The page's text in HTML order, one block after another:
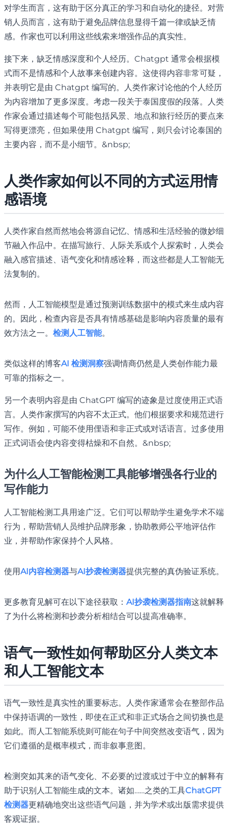
对学生而言，这有助于区分真正的学习和自动化的捷径。对营
销人员而言，这有助于避免品牌信息显得千篇一律或缺乏情
感。作家也可以利用这些线索来增强作品的真实性。
接下来，缺乏情感深度和个人经历。Chatgpt 通常会根据模
式而不是情感和个人故事来创建内容。这使得内容非常可疑，
并表明它是由 Chatgpt 编写的。人类作家讨论他的个人经历
为内容增加了更多深度。考虑一段关于泰国度假的段落。人类
作家会通过描述每个可能包括风景、地点和旅行经历的要点来
写得更漂亮，但如果使用 Chatgpt 编写，则只会讨论泰国的
主要内容，而不是小细节。&nbsp;
人类作家如何以不同的方式运用情
感语境
人类作家自然而然地会将源自记忆、情感和生活经验的微妙细
节融入作品中。在描写旅行、人际关系或个人探索时，人类会
融入感官描述、语气变化和情感诠释，而这些都是人工智能无
法复制的。
然而，人工智能模型是通过预测训练数据中的模式来生成内容
的。因此，检查内容是否具有情感基础是影响内容质量的最有
效方法之一。 检测人工智能。
类似这样的博客AI 检测洞察强调情商仍然是人类创作能力最
可靠的指标之一。
另一个表明内容是由 ChatGPT 编写的迹象是过度使用正式语
言。人类作家撰写的内容不太正式。他们根据要求和规范进行
写作。例如，可能不使用俚语和非正式或对话语言。过多使用
正式词语会使内容变得枯燥和不自然。&nbsp;
为什么人工智能检测工具能够增强各行业的
写作能力
人工智能检测工具用途广泛。它们可以帮助学生避免学术不端
行为，帮助营销人员维护品牌形象，协助教师公平地评估作
业，并帮助作家保持个人风格。
使用AI内容检测器与AI抄袭检测器提供完整的真伪验证系统。
更多教育见解可在以下途径获取： AI抄袭检测器指南这就解释
了为什么将检测和抄袭分析相结合可以提高准确率。
语气一致性如何帮助区分人类文本
和人工智能文本
语气一致性是真实性的重要标志。人类作家通常会在整部作品
中保持语调的一致性，即使在正式和非正式场合之间切换也是
如此。而人工智能系统则可能在句子中间突然改变语气，因为
它们遵循的是概率模式，而非叙事意图。
检测突如其来的语气变化、不必要的过渡或过于中立的解释有
助于识别人工智能生成的文本。诸如……之类的工具ChatGPT
检测器更精确地突出这些语气问题，并为学术或出版需求提供
客观证据。